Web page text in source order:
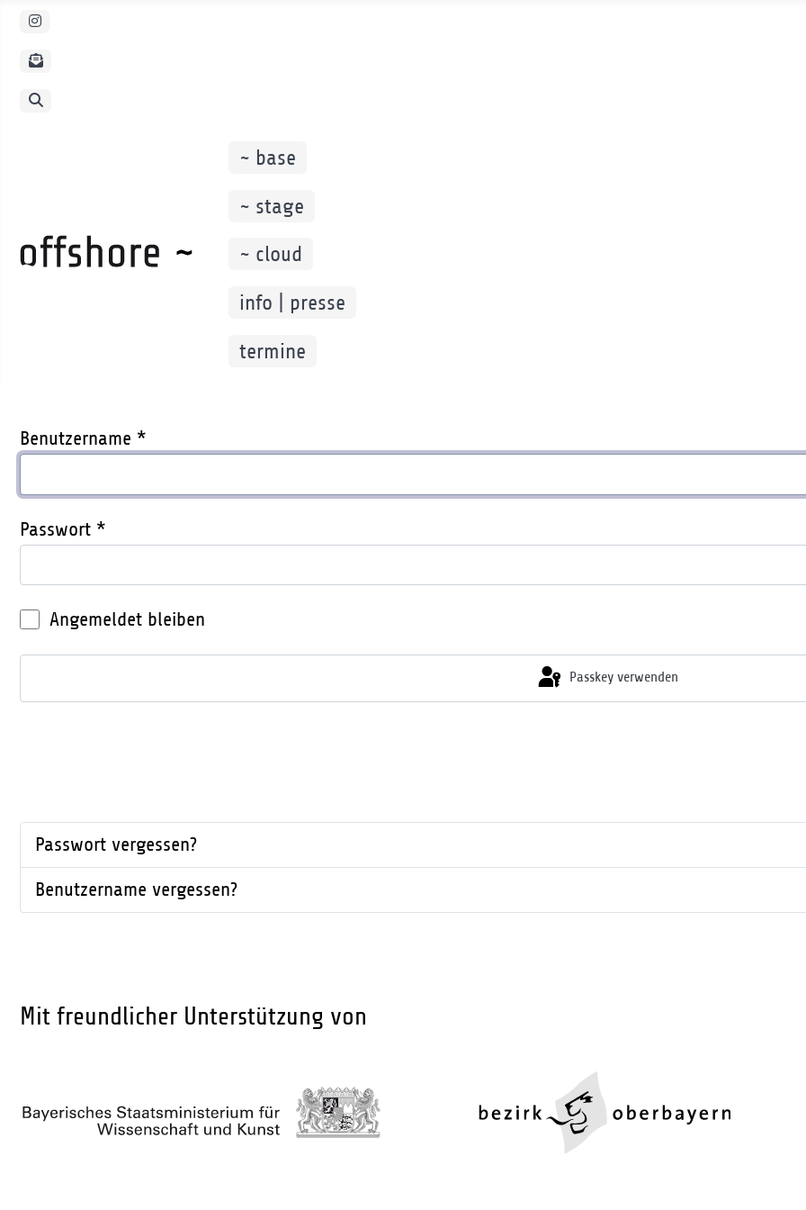
~ base
~ stage
~ cloud
info | presse
termine
Benutzername *
Passwort *
Angemeldet bleiben
Passkey verwenden
Passwort vergessen?
Benutzername vergessen?
Mit freundlicher Unterstützung von